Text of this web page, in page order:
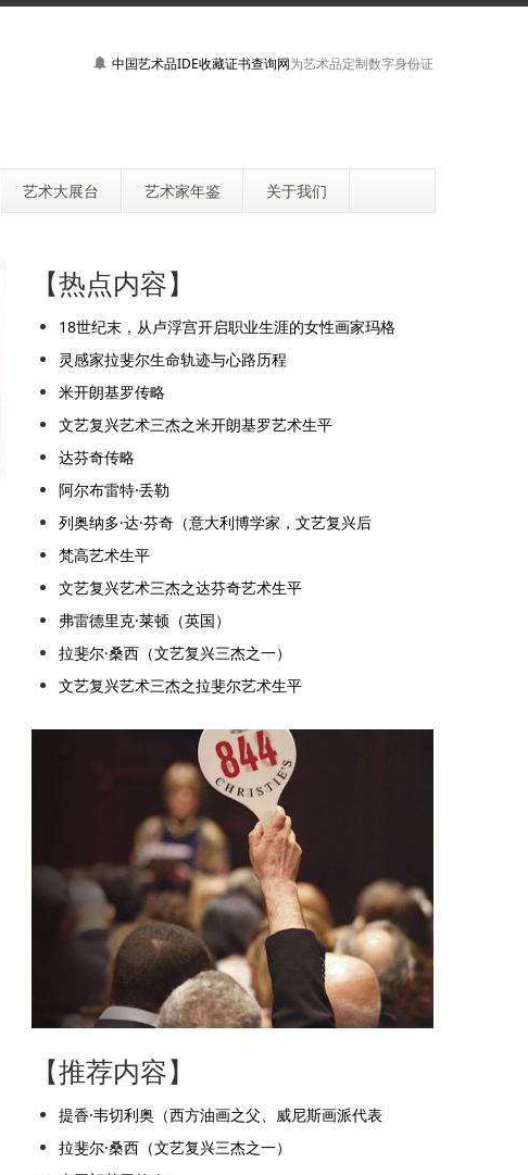
中国艺术品IDE收藏证书查询网为艺术品定制数字身份证
艺术大展台 艺术家年鉴 关于我们
【热点内容】
18世纪末，从卢浮宫开启职业生涯的女性画家玛格
灵感家拉斐尔生命轨迹与心路历程
米开朗基罗传略
文艺复兴艺术三杰之米开朗基罗艺术生平
达芬奇传略
阿尔布雷特·丢勒
列奥纳多·达·芬奇（意大利博学家，文艺复兴后
梵高艺术生平
文艺复兴艺术三杰之达芬奇艺术生平
弗雷德里克·莱顿（英国）
拉斐尔·桑西（文艺复兴三杰之一）
文艺复兴艺术三杰之拉斐尔艺术生平
【推荐内容】
提香·韦切利奥（西方油画之父、威尼斯画派代表
拉斐尔·桑西（文艺复兴三杰之一）